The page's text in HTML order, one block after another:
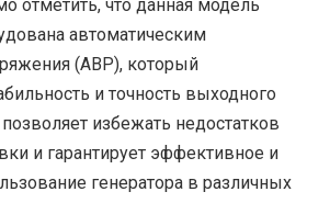
отметить, что данная модель
автоматическим
(АВР), который
и точность выходного
избежать недостатков
и гарантирует эффективное и
генератора в различных